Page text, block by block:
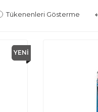
Tükenenleri Gösterme
YENI